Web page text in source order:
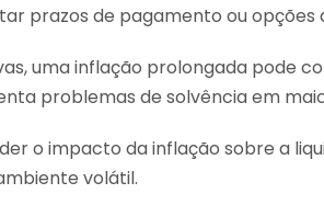
prazos de pagamento ou
uma inflação prolongada pode
problemas de solvência em
o impacto da inflação sobre a
volátil.